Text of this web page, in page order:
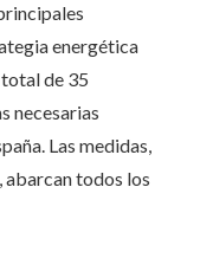
energética
de 35
necesarias
Las medidas,
todos los